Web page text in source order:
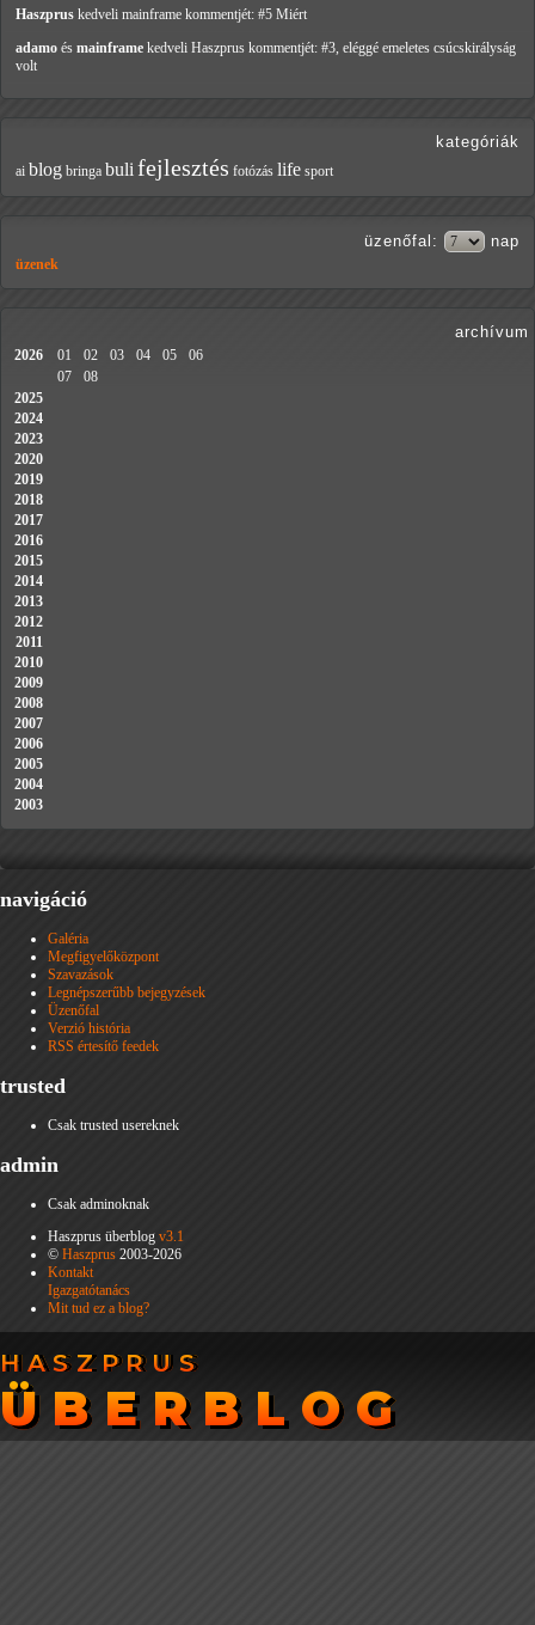
Haszprus kedveli mainframe kommentjét: #5 Miért
adamo és mainframe kedveli Haszprus kommentjét: #3, eléggé emeletes csúcskirályság
volt
kategóriák
ai blog bringa buli fejlesztés fotózás life sport
üzenőfal : nap
üzenek
archívum
2026 01 02 03 04 05
06
07
08
2025
2024
2023
2020
2019
2018
2017
2016
2015
2014
2013
2012
2011
2010
2009
2008
2007
2006
2005
2004
2003
navigáció
Galéria
Megfigyelőközpont
Szavazások
Legnépszerűbb bejegyzések
Üzenőfal
Verzió história
RSS értesítő feedek
trusted
Csak trusted usereknek
admin
Csak adminoknak
Haszprus überblog v3.1
© Haszprus 2003-2026
Kontakt
Igazgatótanács
Mit tud ez a blog?
HASZPRUS
ÜBERBLOG
HASZPRUS
ÜBERBLOG